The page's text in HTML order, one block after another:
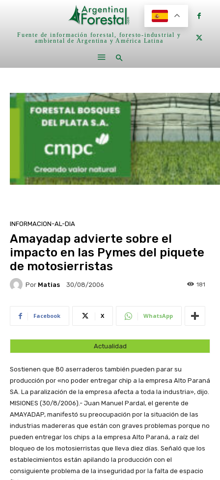
Fuente de información forestal, foresto-industrial y
ambiental de Argentina y América Latina
INFORMACION-AL-DIA
Amayadap advierte sobre el
impacto en las Pymes del piquete
de motosierristas
Por Matias 30/08/2006 181
Facebook X WhatsApp
Actualidad
Sostienen que 80 aserraderos también pueden parar su
producción por «no poder entregar chip a la empresa Alto Paraná
SA. La paralización de la empresa afecta a toda la industria», dijo.
MISIONES (30/8/2006).- Juan Manuel Pardal, el gerente de
AMAYADAP, manifestó su preocupación por la situación de las
industrias madereras que están con graves problemas porque no
pueden entregar los chips a la empresa Alto Paraná, a raíz del
bloqueo de los motosierristas que lleva diez días. Señaló que los
establecimientos están apilando la producción con el
consiguiente problema de la inseguridad por la falta de espacio